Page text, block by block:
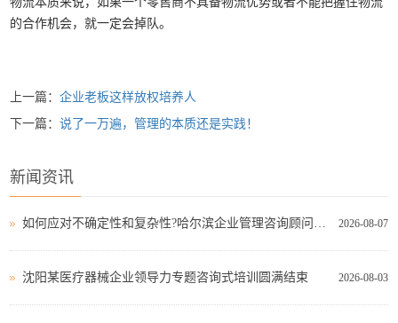
的合作机会，就一定会掉队。
上一篇：企业老板这样放权培养人
下一篇：说了一万遍，管理的本质还是实践！
新闻资讯
2026-08-07
如何应对不确定性和复杂性?哈尔滨企业管理咨询顾问这样看!
2026-08-03
沈阳某医疗器械企业领导力专题咨询式培训圆满结束